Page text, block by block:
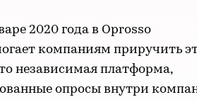
2020 года в Oprosso
компаниям приручить
независимая платформа,
опросы внутри